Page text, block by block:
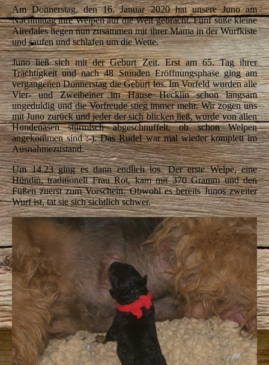
Am Donnerstag, den 16. Januar 2020 hat unsere Juno am
Nachmittag ihre Welpen auf die Welt gebracht. Fünf süße kleine
Airedales liegen nun zusammen mit ihrer Mama in der Wurfkiste
und saufen und schlafen um die Wette.
Juno ließ sich mit der Geburt Zeit. Erst am 65. Tag ihrer
Trächtigkeit und nach 48 Stunden Eröffnungsphase ging am
vergangenen Donnerstag die Geburt los. Im Vorfeld wurden alle
Vier- und Zweibeiner im Hause Hecklin schon langsam
ungeduldig und die Vorfreude stieg immer mehr. Wir zogen uns
mit Juno zurück und jeder der sich blicken ließ, wurde von allen
Hundenasen stürmisch abgeschnuffelt, ob schon Welpen
angekommen sind :-). Das Rudel war mal wieder komplett im
Ausnahmezustand.
Um 14.23 ging es dann endlich los. Der erste Welpe, eine
Hündin, traditionell Frau Rot, kam mit 370 Gramm und den
Füßen zuerst zum Vorschein. Obwohl es bereits Junos zweiter
Wurf ist, tat sie sich sichtlich schwer.